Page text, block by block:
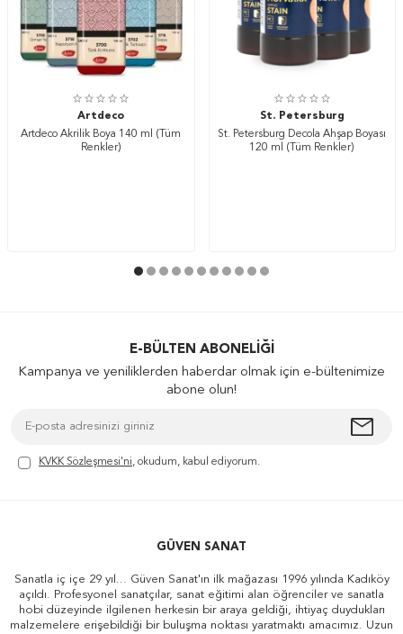
Artdeco
Artdeco Akrilik Boya 140 ml (Tüm
Renkler)
St. Petersburg
St. Petersburg Decola Ahşap Boyası
120 ml (Tüm Renkler)
E-BÜLTEN ABONELIĞI
Kampanya ve yeniliklerden haberdar olmak için e-bültenimize
abone olun!
KVKK Sözleşmesi'ni, okudum, kabul ediyorum.
GÜVEN SANAT
Sanatla iç içe 29 yıl... Güven Sanat'ın ilk mağazası 1996 yılında Kadıköy
açıldı. Profesyonel sanatçılar, sanat eğitimi alan öğrenciler ve sanatla
hobi düzeyinde ilgilenen herkesin bir araya geldiği, ihtiyaç duydukları
malzemelere erişebildiği bir buluşma noktası yaratmaktı amacımız. Uzun